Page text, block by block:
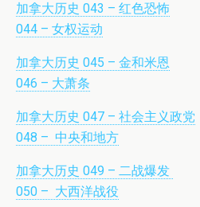
加拿大历史 043 – 红色恐怖
044 – 女权运动
加拿大历史 045 – 金和米恩
046 – 大萧条
加拿大历史 047 – 社会主义政党
048 – 中央和地方
加拿大历史 049 – 二战爆发
050 – 大西洋战役